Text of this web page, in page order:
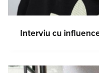
Interviu cu